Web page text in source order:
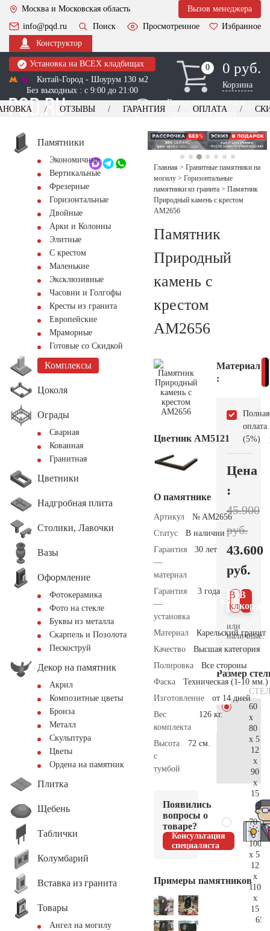
Москва и Московская область
Вызов менеджера
info@pqd.ru
Поиск Просмотренное
Избранное
Конструктор
Установка на ВСЕХ кладбищах
Китай-Город - Шоурум 130 м2
Без выходных : с 9:00 до 21:00
0
0 0 руб.
Корзина
Выезд менеджера для
оформления заказа
+7 (495) 518-44-23
Обратный звонок
ОТЗЫВЫ ГАРАНТИЯ ОПЛАТА
Памятники
Экономичные
Вертикальные
Фрезерные
Горизонтальные
Двойные
Арки и Колонны
Элитные
С крестом
Маленькие
Эксклюзивные
Часовни и Голгофы
Кресты из гранита
Европейские
Мраморные
Готовые со Скидкой
Комплексы
Цоколя
Ограды
Сварная
Кованная
Гранитная
Цветники
Надгробная плита
Столики, Лавочки
Вазы
Оформление
Фотокерамика
Фото на стекле
Буквы из металла
Скарпель и Позолота
Пескоструй
Декор на памятник
Акрил
Композитные цветы
Бронза
Металл
Скульптура
Цветы
Ордена на памятник
Плитка
Щебень
Таблички
Колумбарий
Вставка из гранита
Товары
Ангел на могилу
Главная > Гранитные памятники на
могилу > Горизонтальные
памятники из гранита > Памятник
Природный камень с крестом
AM2656
Памятник
Природный
камень с
крестом
AM2656
Цветник АМ5121
О памятнике
Артикул
№ AM2656
Статус
В наличии
Гарантия
—
материал
30 лет
Гарантия
—
установка
3 года
Материал
Карельский гранит
Качество
Высшая категория
Полировка
Все стороны
Фаска
Техническая (1-10 мм.)
Изготовление
от 14 дней
Вес
комплекта
126 кг.
Высота
с
тумбой
72 см.
Появились
вопросы о
товаре?
Консультация
специалиста
Примеры памятников
Материал
:
Полная
оплата
(5%)
Цена
:
45.900
руб.
43.600
руб.
В
В 1
клик
или
наличные.
Размер
60
x
80
x 5
12
x
90
x
15
70
x
100
x 5
12
x
110
x
15